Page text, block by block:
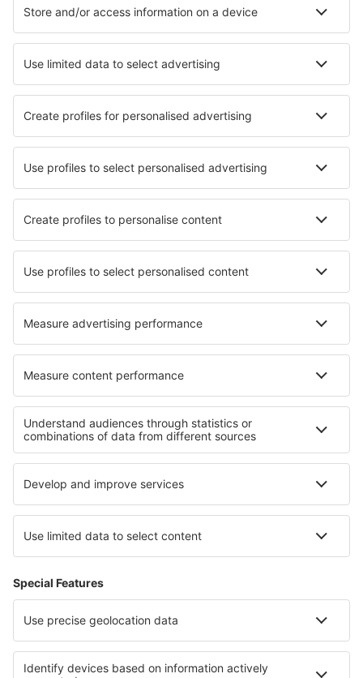
Află mai multe
Companii aeriene
Wizz Air
Ryanair
Lufthansa
Despre eSky
Cariere
Termeni şi condiţii
Rezervările mele
Politica de Confidențialitate
Politică cookie
Asistenţă şi contact
Țări
Siteuri internaționale